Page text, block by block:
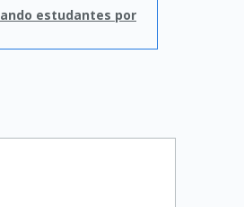
estudantes por